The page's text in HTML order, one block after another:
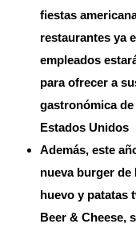
fiestas
restaurantes ya
empleados
para ofrecer a
gastronómica
Estados Unidos
Además, este
nueva burger
huevo y patatas
Beer & Cheese,